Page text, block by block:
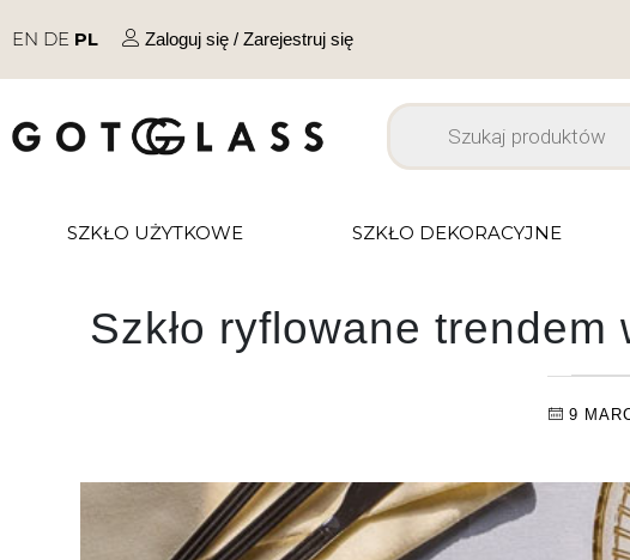
EN DE PL Zaloguj się / Zarejestruj się
SZKŁO UŻYTKOWE SZKŁO DEKORACYJNE
Szkło ryflowane
9